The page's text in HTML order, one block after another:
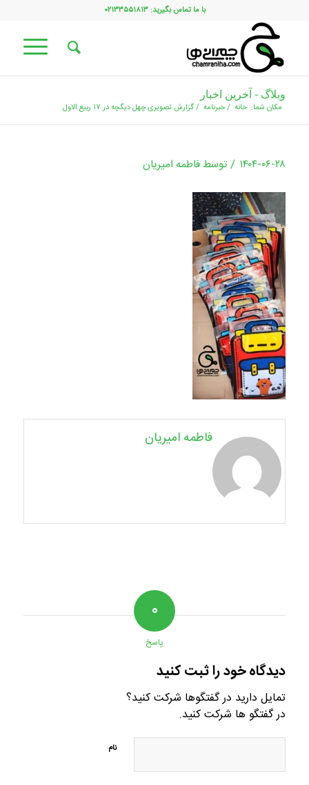
با ما تماس بگیرید: ۰۲۱۳۳۵۵۱۸۱۳
وبلاگ - آخرین اخبار
مکان شما: خانه /خبرنامه /گزارش تصویری چهل دیگچه در ۱۷ ربیع الاول
۱۴۰۴-۰۶-۲۸ / توسطفاطمه امیریان
فاطمه امیریان
۰
پاسخ
دیدگاه خود را ثبت کنید
تمایل دارید در گفتگوها شرکت کنید؟
در گفتگو ها شرکت کنید.
نام